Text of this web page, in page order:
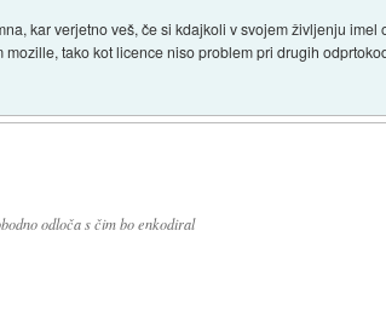
kar verjetno veš, če si kdajkoli v svojem življenju
tako kot licence niso problem pri drugih
odloča s čim bo enkodiral